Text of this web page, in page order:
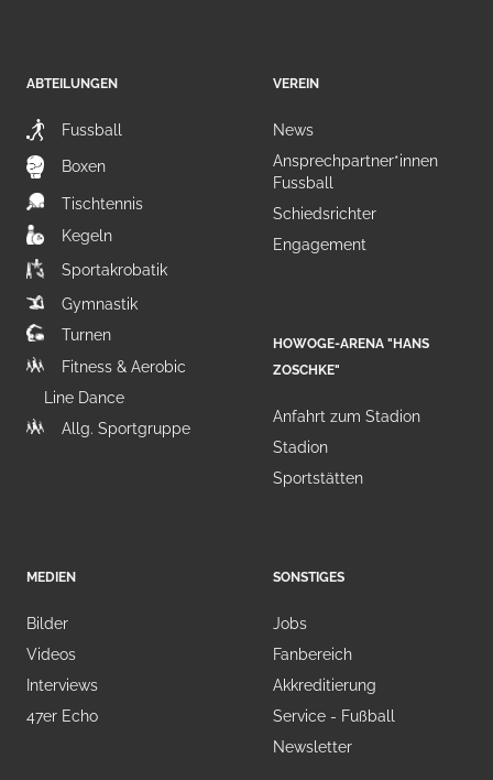
ABTEILUNGEN
Fussball
Boxen
Tischtennis
Kegeln
Sportakrobatik
Gymnastik
Turnen
Fitness & Aerobic
Line Dance
Allg. Sportgruppe
VEREIN
News
Ansprechpartner*innen
Fussball
Schiedsrichter
Engagement
HOWOGE-ARENA "HANS
ZOSCHKE"
Anfahrt zum Stadion
Stadion
Sportstätten
MEDIEN
Bilder
Videos
Interviews
47er Echo
SONSTIGES
Jobs
Fanbereich
Akkreditierung
Service - Fußball
Newsletter